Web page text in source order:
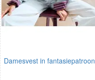
Damesvest in fantasiepatroon